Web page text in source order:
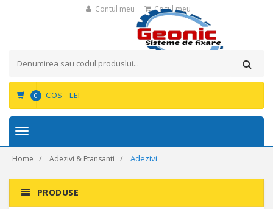
Contul meu Cosul meu
0 COS - LEI
Toggle
Home Adezivi & Etansanti Adezivi
PRODUSE